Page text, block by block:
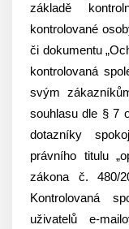
základě
kontrolované
či dokumentu
kontrolovaná
svým
souhlasu dle § 7
dotazníky
právního titulu
zákona č. 480/
Kontrolovaná
uživatelů e-